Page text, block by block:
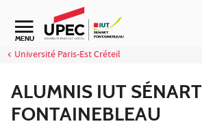
Aller au contenu
Navigation secondaire
MENU
Université Paris-Est Créteil
ALUMNIS IUT SÉNART
FONTAINEBLEAU